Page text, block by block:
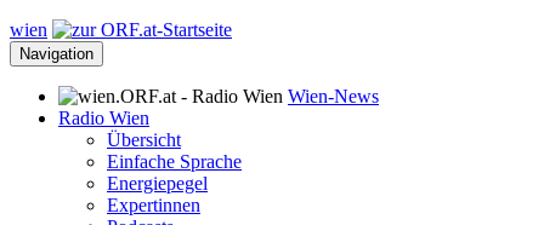
wien
Navigation
Wien-News
Radio Wien
Übersicht
Einfache Sprache
Energiepegel
Expertinnen